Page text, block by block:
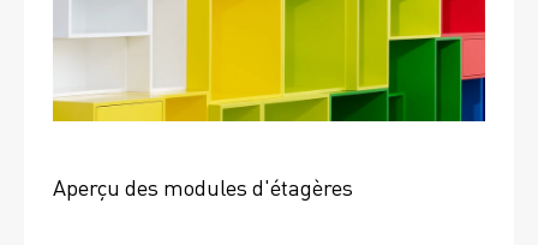
Aperçu des modules d'étagères